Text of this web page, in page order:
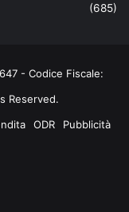
(685)
- Codice Fiscale:
Reserved.
ODR
Pubblicità